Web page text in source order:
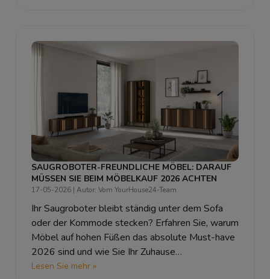
SAUGROBOTER-FREUNDLICHE MÖBEL: DARAUF
MÜSSEN SIE BEIM MÖBELKAUF 2026 ACHTEN
17-05-2026 | Autor: Vom YourHouse24-Team
Ihr Saugroboter bleibt ständig unter dem Sofa
oder der Kommode stecken? Erfahren Sie, warum
Möbel auf hohen Füßen das absolute Must-have
2026 sind und wie Sie Ihr Zuhause
robotergerecht einrichten.
Lesen Sie mehr »